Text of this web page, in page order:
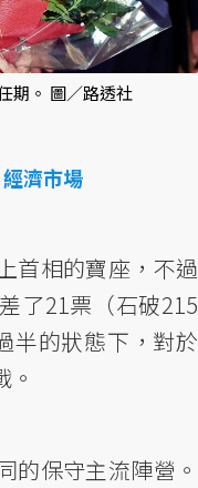
期。 圖／路透社
濟市場
首相的寶座，不過
了21票（石破215
半的狀態下，對於
的保守主流陣營。